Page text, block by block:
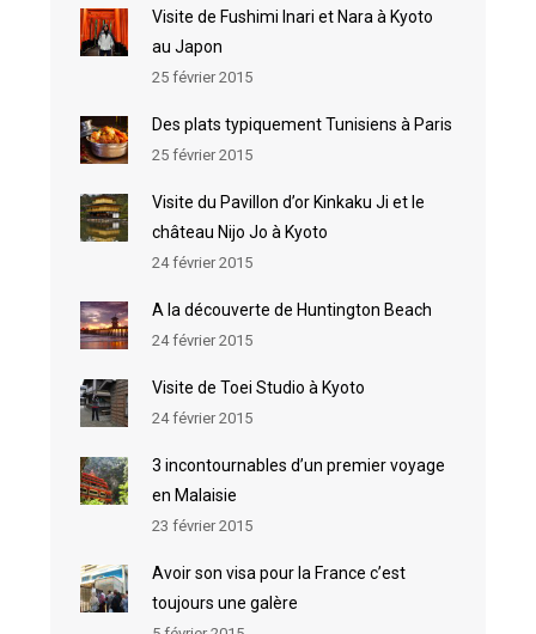
Visite de Fushimi Inari et Nara à Kyoto
au Japon
25 février 2015
Des plats typiquement Tunisiens à Paris
25 février 2015
Visite du Pavillon d’or Kinkaku Ji et le
château Nijo Jo à Kyoto
24 février 2015
A la découverte de Huntington Beach
24 février 2015
Visite de Toei Studio à Kyoto
24 février 2015
3 incontournables d’un premier voyage
en Malaisie
23 février 2015
Avoir son visa pour la France c’est
toujours une galère